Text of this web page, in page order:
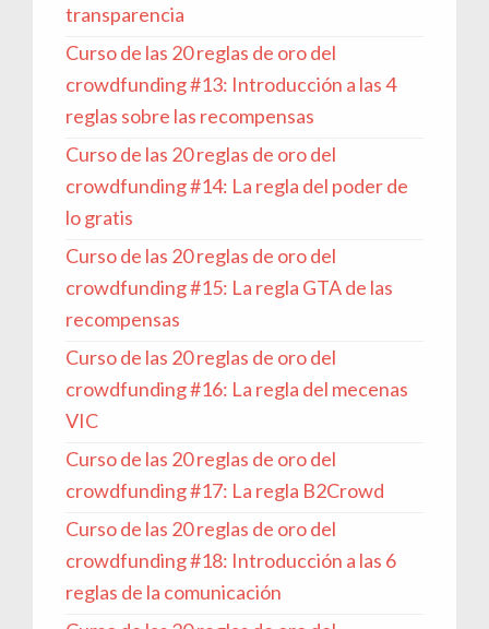
transparencia
Curso de las 20 reglas de oro del
crowdfunding #13: Introducción a las 4
reglas sobre las recompensas
Curso de las 20 reglas de oro del
crowdfunding #14: La regla del poder de
lo gratis
Curso de las 20 reglas de oro del
crowdfunding #15: La regla GTA de las
recompensas
Curso de las 20 reglas de oro del
crowdfunding #16: La regla del mecenas
VIC
Curso de las 20 reglas de oro del
crowdfunding #17: La regla B2Crowd
Curso de las 20 reglas de oro del
crowdfunding #18: Introducción a las 6
reglas de la comunicación